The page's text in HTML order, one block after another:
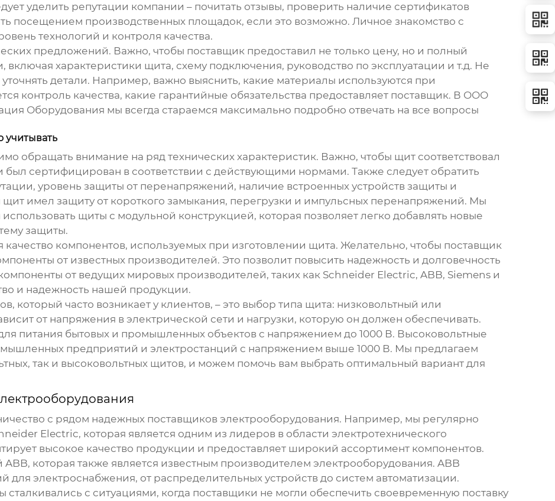
уделить репутации компании – почитать отзывы, проверить наличие сертификатов
посещением производственных площадок, если это возможно. Личное знакомство с
технологий и контроля качества.
предложений. Важно, чтобы поставщик предоставил не только цену, но и полный
включая характеристики щита, схему подключения, руководство по эксплуатации и т.д. Не
уточнять детали. Например, важно выяснить, какие материалы используются при
контроль качества, какие гарантийные обязательства предоставляет поставщик. В ООО
Оборудования мы всегда стараемся максимально подробно отвечать на все вопросы
учитывать
обращать внимание на ряд технических характеристик. Важно, чтобы щит соответствовал
был сертифицирован в соответствии с действующими нормами. Также следует обратить
уровень защиты от перенапряжений, наличие встроенных устройств защиты и
имел защиту от короткого замыкания, перегрузки и импульсных перенапряжений. Мы
щиты с модульной конструкцией, которая позволяет легко добавлять новые
защиты.
компонентов, используемых при изготовлении щита. Желательно, чтобы поставщик
от известных производителей. Это позволит повысить надежность и долговечность
от ведущих мировых производителей, таких как Schneider Electric, ABB, Siemens и
и надежность нашей продукции.
который часто возникает у клиентов, – это выбор типа щита: низковольтный или
от напряжения в электрической сети и нагрузки, которую он должен обеспечивать.
питания бытовых и промышленных объектов с напряжением до 1000 В. Высоковольтные
предприятий и электростанций с напряжением выше 1000 В. Мы предлагаем
так и высоковольтных щитов, и можем помочь вам выбрать оптимальный вариант для
с рядом надежных поставщиков электрооборудования. Например, мы регулярно
Electric, которая является одним из лидеров в области электротехнического
высокое качество продукции и предоставляет широкий ассортимент компонентов.
которая также является известным производителем электрооборудования. ABB
электроснабжения, от распределительных устройств до систем автоматизации.
сталкивались с ситуациями, когда поставщики не могли обеспечить своевременную поставку